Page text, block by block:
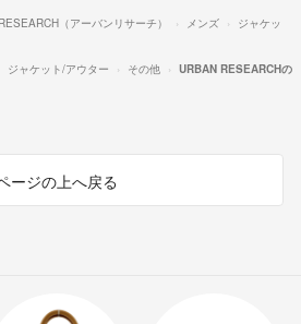
（アーバンリサーチ） メンズ
ジャケッ
ジャケット/アウター その他
URBAN RESEARCHの
ージの上へ戻る